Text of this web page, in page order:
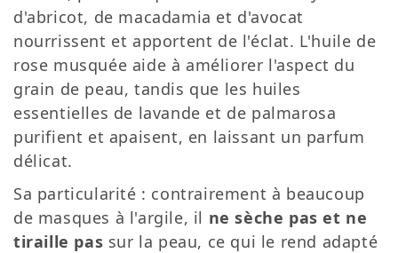
d'abricot, de macadamia et d'avocat
nourrissent et apportent de l'éclat. L'huile de
rose musquée aide à améliorer l'aspect du
grain de peau, tandis que les huiles
essentielles de lavande et de palmarosa
purifient et apaisent, en laissant un parfum
délicat.
Sa particularité : contrairement à beaucoup
de masques à l'argile, il ne sèche pas et ne
tiraille pas sur la peau, ce qui le rend adapté